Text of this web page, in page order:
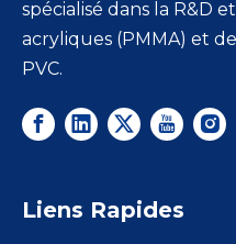
spécialisé dans la R&D
acryliques (PMMA) et
PVC.
Liens Rapides